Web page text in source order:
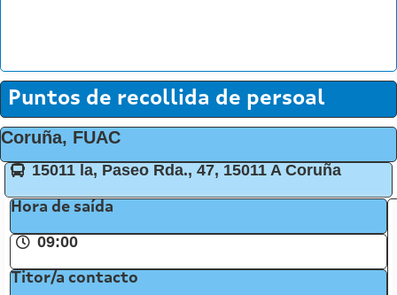
Puntos de recollida de persoal
Coruña, FUAC
15011 la, Paseo Rda., 47, 15011 A Coruña
Hora de saída
09:00
Titor/a contacto